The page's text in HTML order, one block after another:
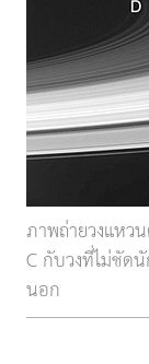
ภาพถ่ายวงแหว
C กับวงที่ไม่ชัด
นอก